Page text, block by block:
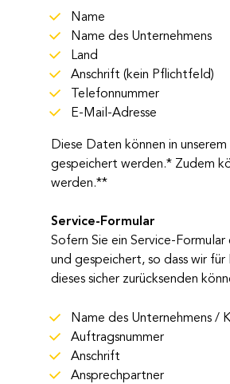
Name
Name des Unternehmens
Land
Anschrift (kein Pflichtfeld)
Telefonnummer
E-Mail-Adresse
Diese Daten können in
gespeichert werden.* Zudem
werden.**
Service-Formular​
Sofern Sie ein Service-
und gespeichert, so dass wir
dieses sicher zurücksenden
Name des Unternehmens /
Auftragsnummer
Anschrift
Ansprechpartner